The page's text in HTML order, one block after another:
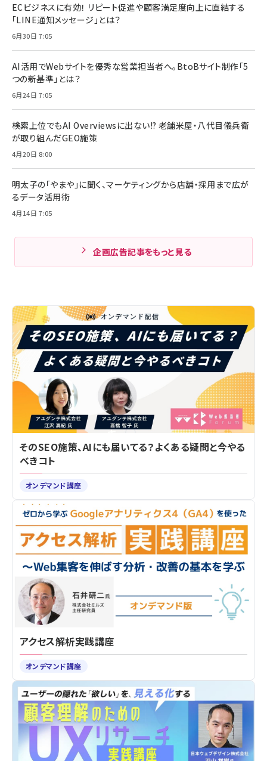
ECビジネスに有効！ リピート促進や顧客満足度向上に直結する
「LINE通知メッセージ」とは？
6月30日 7:05
AI活用でWebサイトを優秀な営業担当者へ。BtoBサイト制作「5
つの新基準」とは？
6月24日 7:05
検索上位でもAI Overviewsに出ない!? 老舗米屋・八代目儀兵衛
が取り組んだGEO施策
4月20日 8:00
明太子の「やまや」に聞く、マーケティングから店舗・採用まで広が
るデータ活用術
4月14日 7:05
企画広告記事をもっと見る
そのSEO施策、AIにも届いてる？よくある疑問と今やる
べきコト
オンデマンド講座
アクセス解析実践講座
オンデマンド講座